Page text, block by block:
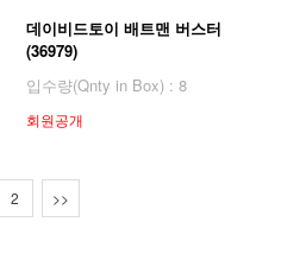
데이비드토이 배트맨 버스터
(36979)
입수량(Qnty in Box) : 8
회원공개
2 >>